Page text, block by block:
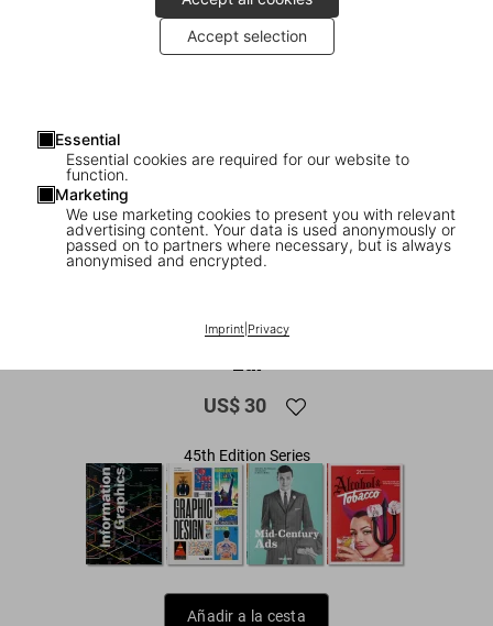
Accept selection
Essential
Essential cookies are required for our website to
function.
Marketing
We use marketing cookies to present you with relevant
advertising content. Your data is used anonymously or
passed on to partners where necessary, but is always
anonymised and encrypted.
Imprint| Privacy
1 / 9
Logo Beginnings. Logo Modernism. 45th
US$ 30
45th Edition Series
Añadir a la cesta